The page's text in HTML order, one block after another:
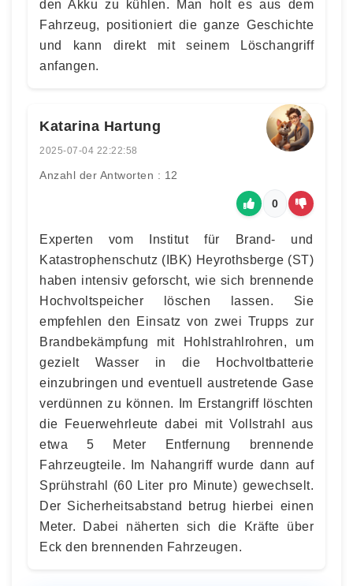
den Akku zu kühlen. Man holt es aus dem
Fahrzeug, positioniert die ganze Geschichte
und kann direkt mit seinem Löschangriff
anfangen.
Katarina Hartung
2025-07-04 22:22:58
Anzahl der Antworten : 12
0
Experten vom Institut für Brand- und
Katastrophenschutz (IBK) Heyrothsberge (ST)
haben intensiv geforscht, wie sich brennende
Hochvoltspeicher löschen lassen. Sie
empfehlen den Einsatz von zwei Trupps zur
Brandbekämpfung mit Hohlstrahlrohren, um
gezielt Wasser in die Hochvoltbatterie
einzubringen und eventuell austretende Gase
verdünnen zu können. Im Erstangriff löschten
die Feuerwehrleute dabei mit Vollstrahl aus
etwa 5 Meter Entfernung brennende
Fahrzeugteile. Im Nahangriff wurde dann auf
Sprühstrahl (60 Liter pro Minute) gewechselt.
Der Sicherheitsabstand betrug hierbei einen
Meter. Dabei näherten sich die Kräfte über
Eck den brennenden Fahrzeugen.